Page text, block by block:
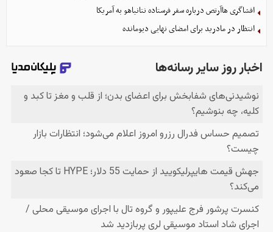
افشاگری هاآرتص درباره سفر فرستاده نتانیاهو به آمریکا
انتظار در مادرید برای امضای نهایی دیومانده